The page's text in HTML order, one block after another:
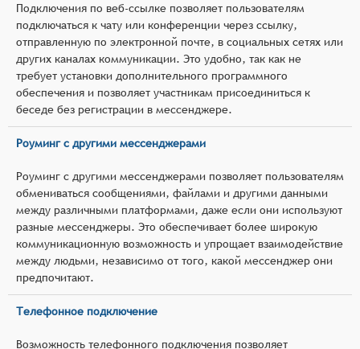
Подключения по веб-ссылке позволяет пользователям
подключаться к чату или конференции через ссылку,
отправленную по электронной почте, в социальных сетях или
других каналах коммуникации. Это удобно, так как не
требует установки дополнительного программного
обеспечения и позволяет участникам присоединиться к
беседе без регистрации в мессенджере.
Роуминг с другими мессенджерами
Роуминг с другими мессенджерами позволяет пользователям
обмениваться сообщениями, файлами и другими данными
между различными платформами, даже если они используют
разные мессенджеры. Это обеспечивает более широкую
коммуникационную возможность и упрощает взаимодействие
между людьми, независимо от того, какой мессенджер они
предпочитают.
Телефонное подключение
Возможность телефонного подключения позволяет